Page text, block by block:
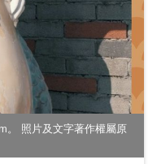
。 照片及文字著作權屬原